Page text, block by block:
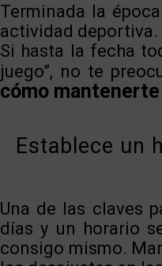
Terminada la
actividad deportiva.
Si hasta la fecha
juego”, no te
cómo
Establece un
Una de las claves
días y un horario
consigo mismo.